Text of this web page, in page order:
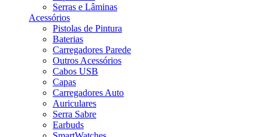
Serras e Lâminas
Acessórios
Pistolas de Pintura
Baterias
Carregadores Parede
Outros Acessórios
Cabos USB
Capas
Carregadores Auto
Auriculares
Serra Sabre
Earbuds